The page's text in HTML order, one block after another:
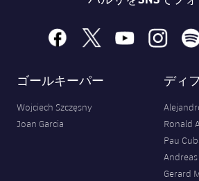
facebook
x youtubeinstagram
ゴールキーパー
Wojciech Szczęsny
Joan Garcia
ディ
Ronald
Pau
Gerard